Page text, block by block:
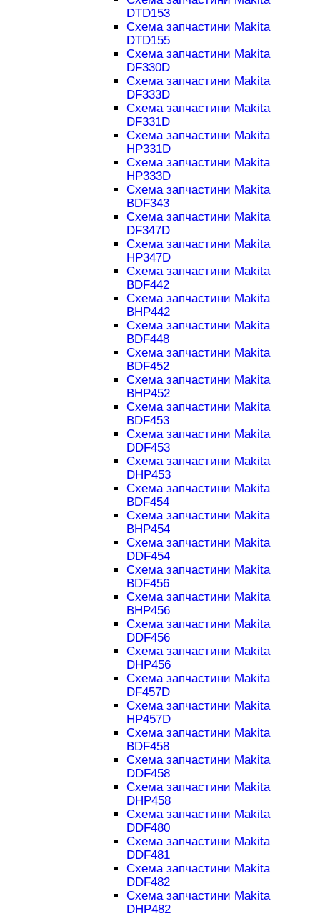
DTD153
Схема запчастини Makita
DTD155
Схема запчастини Makita
DF330D
Схема запчастини Makita
DF333D
Схема запчастини Makita
DF331D
Схема запчастини Makita
HP331D
Схема запчастини Makita
HP333D
Схема запчастини Makita
BDF343
Схема запчастини Makita
DF347D
Схема запчастини Makita
HP347D
Схема запчастини Makita
BDF442
Схема запчастини Makita
BHP442
Схема запчастини Makita
BDF448
Схема запчастини Makita
BDF452
Схема запчастини Makita
BHP452
Схема запчастини Makita
BDF453
Схема запчастини Makita
DDF453
Схема запчастини Makita
DHP453
Схема запчастини Makita
BDF454
Схема запчастини Makita
BHP454
Схема запчастини Makita
DDF454
Схема запчастини Makita
BDF456
Схема запчастини Makita
BHP456
Схема запчастини Makita
DDF456
Схема запчастини Makita
DHP456
Схема запчастини Makita
DF457D
Схема запчастини Makita
HP457D
Схема запчастини Makita
BDF458
Схема запчастини Makita
DDF458
Схема запчастини Makita
DHP458
Схема запчастини Makita
DDF480
Схема запчастини Makita
DDF481
Схема запчастини Makita
DDF482
Схема запчастини Makita
DHP482